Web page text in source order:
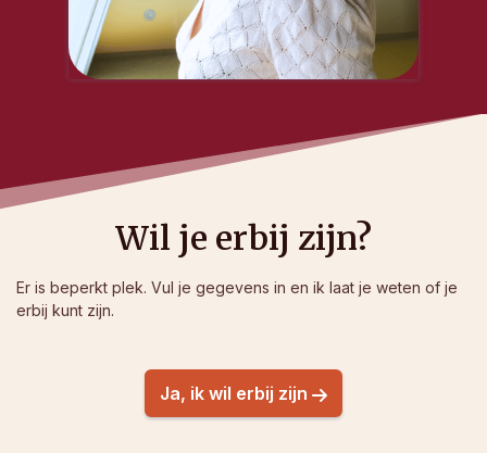
Wil je erbij zijn?
Er is beperkt plek. Vul je gegevens in en ik laat je weten of je
erbij kunt zijn.
Ja, ik wil erbij zijn